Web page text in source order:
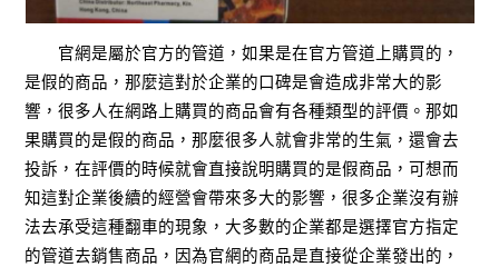
官網是屬於官方的管道，如果是在官方管道上購買的，
是假的商品，那麼這對於企業的口碑是會造成非常大的影
響，很多人在網路上購買的商品會有各種類型的評價。那如
果購買的是假的商品，那麼很多人就會非常的生氣，還會去
投訴，在評價的時候就會直接說明購買的是假商品，可想而
知這對企業後續的經營會帶來多大的影響，很多企業沒有辦
法去承受這種翻車的現象，大多數的企業都是選擇官方指定
的管道去銷售商品，因為官網的商品是直接從企業發出的，